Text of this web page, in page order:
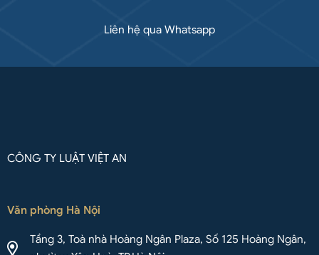
Liên hệ qua Whatsapp
CÔNG TY LUẬT VIỆT AN
Văn phòng Hà Nội
Tầng 3, Toà nhà Hoàng Ngân Plaza, Số 125 Hoàng Ngân,